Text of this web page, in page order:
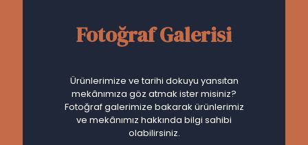
Fotoğraf Galerisi
Ürünlerimize ve tarihi dokuyu yansıtan
mekânımıza göz atmak ister misiniz?
Fotoğraf galerimize bakarak ürünlerimiz
ve mekânımız hakkında bilgi sahibi
olabilirsiniz.